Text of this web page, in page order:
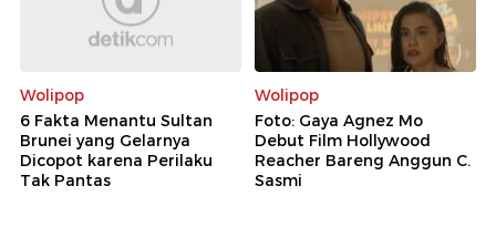
Wolipop
6 Fakta Menantu Sultan
Brunei yang Gelarnya
Dicopot karena Perilaku
Tak Pantas
Wolipop
Foto: Gaya Agnez Mo
Debut Film Hollywood
Reacher Bareng Anggun C.
Sasmi